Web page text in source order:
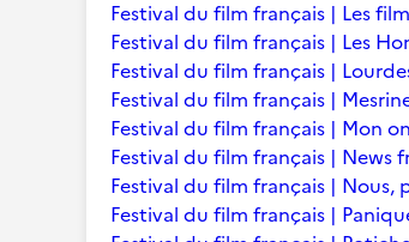
Festival du film français | Les
Festival du film français | Les
Festival du film français |
Festival du film français |
Festival du film français | Mon
Festival du film français | News
Festival du film français | Nous,
Festival du film français |